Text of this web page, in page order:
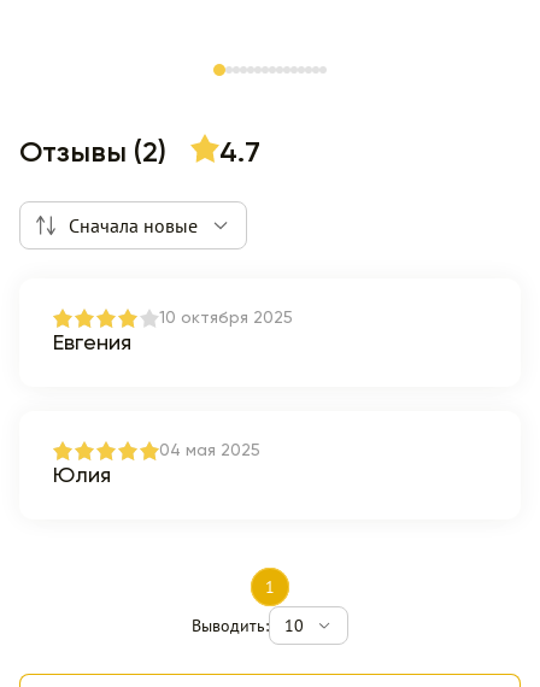
Отзывы (2) 4.7
Сначала новые
10 октября 2025
Евгения
04 мая 2025
Юлия
1
Выводить:
10